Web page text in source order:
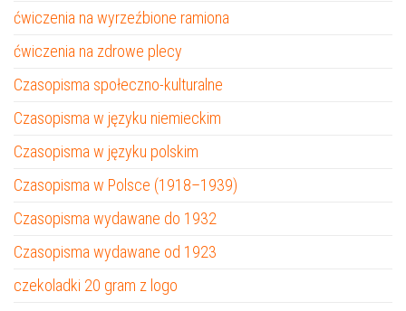
ćwiczenia na wyrzeźbione ramiona
ćwiczenia na zdrowe plecy
Czasopisma społeczno-kulturalne
Czasopisma w języku niemieckim
Czasopisma w języku polskim
Czasopisma w Polsce (1918–1939)
Czasopisma wydawane do 1932
Czasopisma wydawane od 1923
czekoladki 20 gram z logo